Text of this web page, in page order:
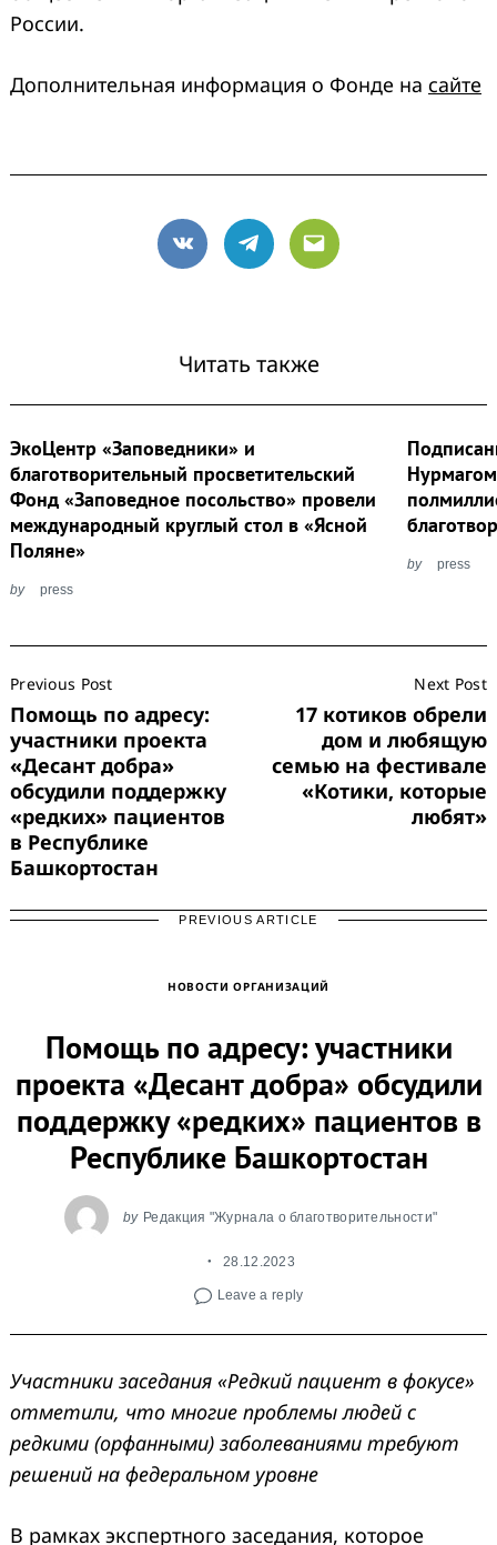
России.
Дополнительная информация о Фонде на сайте
VK Telegram
Email
Читать также
ЭкоЦентр «Заповедники» и
благотворительный просветительский
Фонд «Заповедное посольство» провели
международный круглый стол в «Ясной
Поляне»
by press
by press
Navigation
Previous Post
Помощь по адресу:
участники проекта
«Десант добра»
обсудили поддержку
«редких» пациентов
в Республике
Башкортостан
Next Post
17 котиков обрели
дом и любящую
семью на фестивале
«Котики, которые
любят»
PREVIOUS ARTICLE
НОВОСТИ ОРГАНИЗАЦИЙ
Помощь по адресу: участники
проекта «Десант добра» обсудили
поддержку «редких» пациентов в
Республике Башкортостан
by Редакция "Журнала о благотворительности"
28.12.2023
Leave a reply
Участники заседания «Редкий пациент в фокусе»
отметили, что многие проблемы людей с
редкими (орфанными) заболеваниями требуют
решений на федеральном уровне
В рамках экспертного заседания, которое